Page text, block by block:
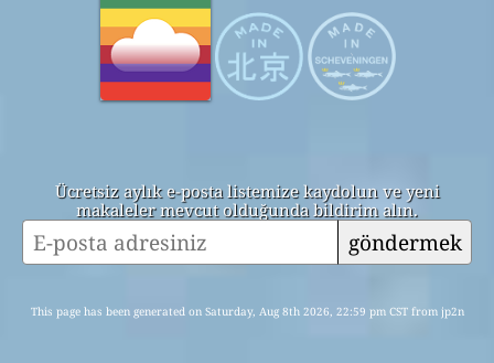
Ücretsiz aylık e-posta listemize kaydolun ve yeni
makaleler mevcut olduğunda bildirim alın.
göndermek
This page has been generated on Saturday, Aug 8th 2026, 22:59 pm CST from jp2n